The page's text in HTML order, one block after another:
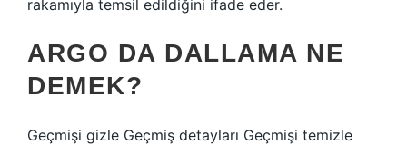
rakamıyla temsil edildiğini ifade eder.
ARGO DA DALLAMA NE
DEMEK?
Geçmişi gizle Geçmiş detayları Geçmişi temizle